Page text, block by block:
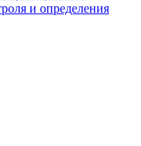
и определения